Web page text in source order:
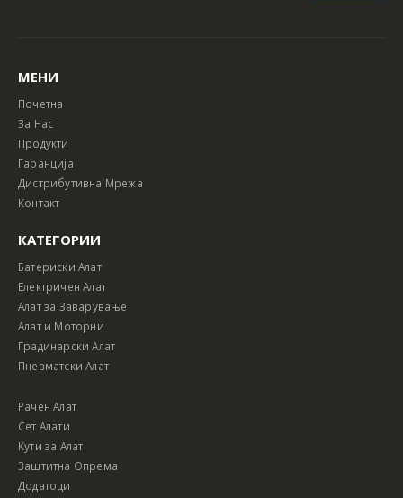
МЕНИ
Почетна
За Нас
Продукти
Гаранција
Дистрибутивна Мрежа
Контакт
КАТЕГОРИИ
Батериски Алат
Електричен Алат
Алат за Заварување
Алат и Моторни
Градинарски Алат
Пневматски Алат
Рачен Алат
Сет Алати
Кути за Алат
Заштитна Опрема
Додатоци